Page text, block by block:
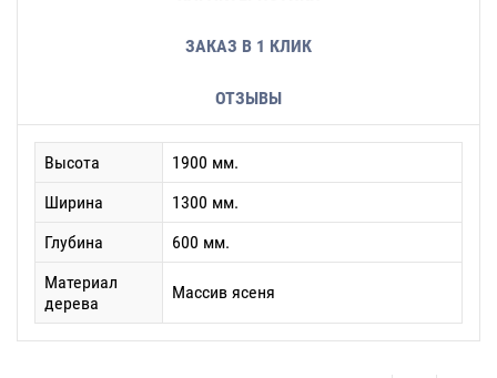
ЗАКАЗ В 1 КЛИК
ОТЗЫВЫ
Высота
1900 мм.
Ширина
1300 мм.
Глубина
600 мм.
Материал
дерева
Массив ясеня